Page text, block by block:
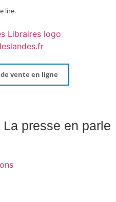
lire.
vente en ligne
La presse en parle